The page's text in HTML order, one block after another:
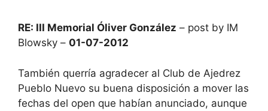
RE: III Memorial Óliver González – post by IM
Blowsky – 01-07-2012
También querría agradecer al Club de Ajedrez
Pueblo Nuevo su buena disposición a mover las
fechas del open que habían anunciado, aunque